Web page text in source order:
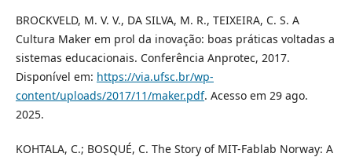
BROCKVELD, M. V. V., DA SILVA, M. R., TEIXEIRA, C. S. A
Cultura Maker em prol da inovação: boas práticas voltadas a
sistemas educacionais. Conferência Anprotec, 2017.
Disponível em: https://via.ufsc.br/wp-
content/uploads/2017/11/maker.pdf. Acesso em 29 ago.
2025.
KOHTALA, C.; BOSQUÉ, C. The Story of MIT-Fablab Norway: A